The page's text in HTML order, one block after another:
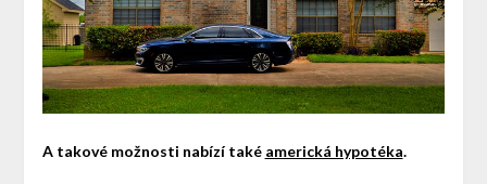
A takové možnosti nabízí také americká hypotéka.